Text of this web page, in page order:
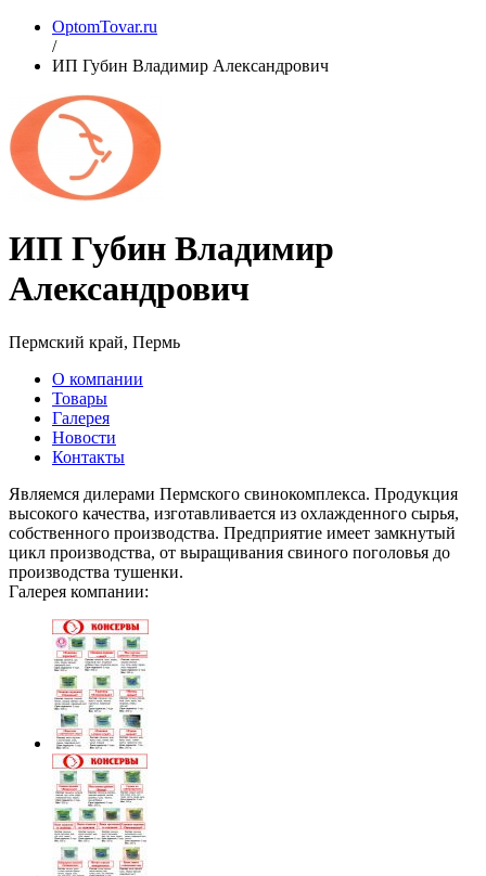
OptomTovar.ru
/
ИП Губин Владимир Александрович
ИП Губин Владимир
Александрович
Пермский край, Пермь
О компании
Товары
Галерея
Новости
Контакты
Являемся дилерами Пермского свинокомплекса. Продукция
высокого качества, изготавливается из охлажденного сырья,
собственного производства. Предприятие имеет замкнутый
цикл производства, от выращивания свиного поголовья до
производства тушенки.
Галерея компании: